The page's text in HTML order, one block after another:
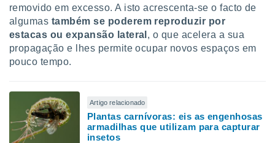
de
ao
através
nós e
únicos
removido em excesso. A isto acrescenta-se o facto de
algumas também se poderem reproduzir por
estacas ou expansão lateral , o que acelera a sua
propagação e lhes permite ocupar novos espaços em
pouco tempo.
Artigo relacionado
Plantas carnívoras: eis as engenhosas
armadilhas que utilizam para capturar
insetos